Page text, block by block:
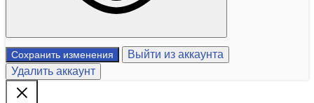
Сохранить изменения
Выйти из аккаунта
Удалить аккаунт